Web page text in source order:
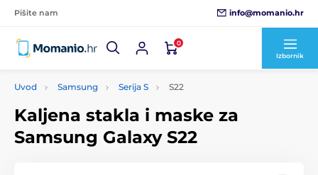
Pišite nam info@momanio.hr
0
Izbornik
Uvod Samsung Serija S S22
Kaljena stakla i maske za
Samsung Galaxy S22